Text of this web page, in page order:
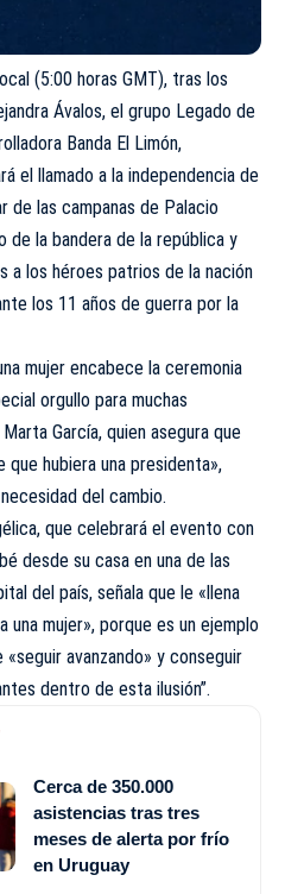
(5:00 horas GMT), tras los
Ávalos, el grupo Legado de
Banda El Limón,
el llamado a la independencia de
de las campanas de Palacio
de la bandera de la república y
a los héroes patrios de la nación
los 11 años de guerra por la
mujer encabece la ceremonia
orgullo para muchas
García, quien asegura que
que hubiera una presidenta»,
del cambio.
que celebrará el evento con
desde su casa en una de las
del país, señala que le «llena
una mujer», porque es un ejemplo
avanzando» y conseguir
dentro de esta ilusión”.
Cerca de 350.000
asistencias tras tres
meses de alerta por frío
en Uruguay